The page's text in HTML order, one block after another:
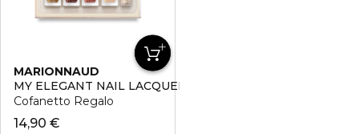
MARIONNAUD
MY ELEGANT NAIL LACQUER POUCH
Cofanetto Regalo
14,90 €